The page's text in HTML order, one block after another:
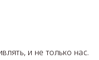
и не только нас.